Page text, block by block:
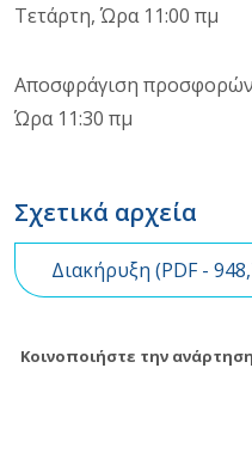
Τετάρτη, Ώρα 11:00 πμ
Αποσφράγιση
Ώρα 11:30 πμ
Σχετικά αρχεία
Διακήρυξη (PDF-
Κοινοποιήστε την